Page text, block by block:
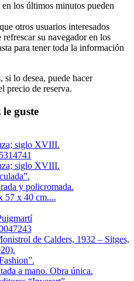
los últimos minutos pueden
otros usuarios interesados
su navegador en los
para tener toda la información
lo desea, puede hacer
precio de reserva.
le guste
siglo XVIII.
siglo XVIII.
y policromada.
57 x 40 cm....
de Calders, 1932 – Sitges,
a mano. Obra única.